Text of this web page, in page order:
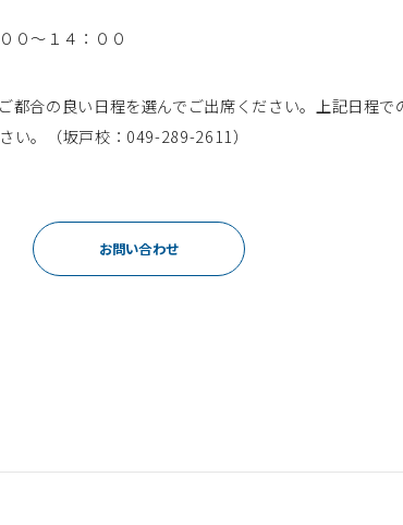
～１４：００
都合の良い日程を選んでご出席ください。上記日程で
い。（坂戸校：049-289-2611）
お問い合わせ